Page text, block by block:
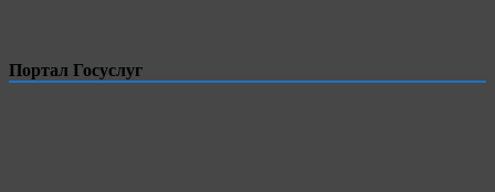
Портал Госуслуг